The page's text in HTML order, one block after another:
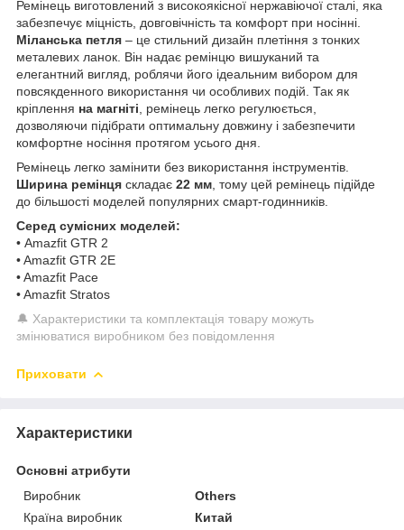
Ремінець виготовлений з високоякісної нержавіючої сталі, яка
забезпечує міцність, довговічність та комфорт при носінні.
Міланська петля – це стильний дизайн плетіння з тонких
металевих ланок. Він надає ремінцю вишуканий та
елегантний вигляд, роблячи його ідеальним вибором для
повсякденного використання чи особливих подій. Так як
кріплення на магніті , ремінець легко регулюється,
дозволяючи підібрати оптимальну довжину і забезпечити
комфортне носіння протягом усього дня.
Ремінець легко замінити без використання інструментів.
Ширина ремінця складає 22 мм , тому цей ремінець підійде
до більшості моделей популярних смарт-годинників.
Серед сумісних моделей:
• Amazfit GTR 2
• Amazfit GTR 2E
• Amazfit Pace
• Amazfit Stratos
🔔 Характеристики та комплектація товару можуть
змінюватися виробником без повідомлення
Приховати
Характеристики
Основні атрибути
Виробник
Others
Країна виробник
Китай